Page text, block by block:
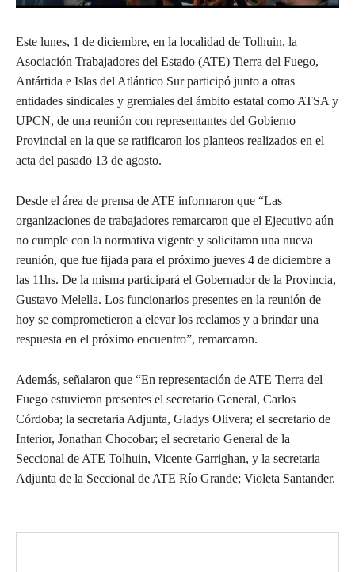
Este lunes, 1 de diciembre, en la localidad de Tolhuin, la
Asociación Trabajadores del Estado (ATE) Tierra del Fuego,
Antártida e Islas del Atlántico Sur participó junto a otras
entidades sindicales y gremiales del ámbito estatal como ATSA y
UPCN, de una reunión con representantes del Gobierno
Provincial en la que se ratificaron los planteos realizados en el
acta del pasado 13 de agosto.
Desde el área de prensa de ATE informaron que “Las
organizaciones de trabajadores remarcaron que el Ejecutivo aún
no cumple con la normativa vigente y solicitaron una nueva
reunión, que fue fijada para el próximo jueves 4 de diciembre a
las 11hs. De la misma participará el Gobernador de la Provincia,
Gustavo Melella. Los funcionarios presentes en la reunión de
hoy se comprometieron a elevar los reclamos y a brindar una
respuesta en el próximo encuentro”, remarcaron.
Además, señalaron que “En representación de ATE Tierra del
Fuego estuvieron presentes el secretario General, Carlos
Córdoba; la secretaria Adjunta, Gladys Olivera; el secretario de
Interior, Jonathan Chocobar; el secretario General de la
Seccional de ATE Tolhuin, Vicente Garrighan, y la secretaria
Adjunta de la Seccional de ATE Río Grande; Violeta Santander.